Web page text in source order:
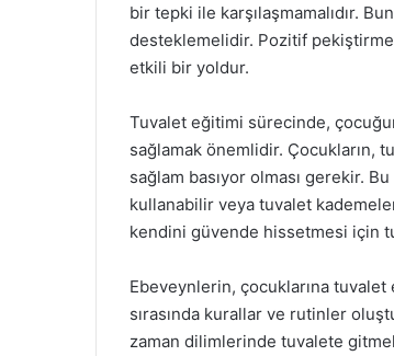
bir tepki ile karşılaşmamalıdır.
desteklemelidir. Pozitif
etkili bir yoldur.
Tuvalet eğitimi sürecinde,
sağlamak önemlidir. Çocukların,
sağlam basıyor olması gerekir.
kullanabilir veya tuvalet
kendini güvende hissetmesi için
Ebeveynlerin, çocuklarına
sırasında kurallar ve rutinler
zaman dilimlerinde tuvalete